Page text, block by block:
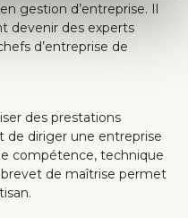
gestion d’entreprise. Il
devenir des experts
d’entreprise de
des prestations
de diriger une entreprise
compétence, technique
de maîtrise permet